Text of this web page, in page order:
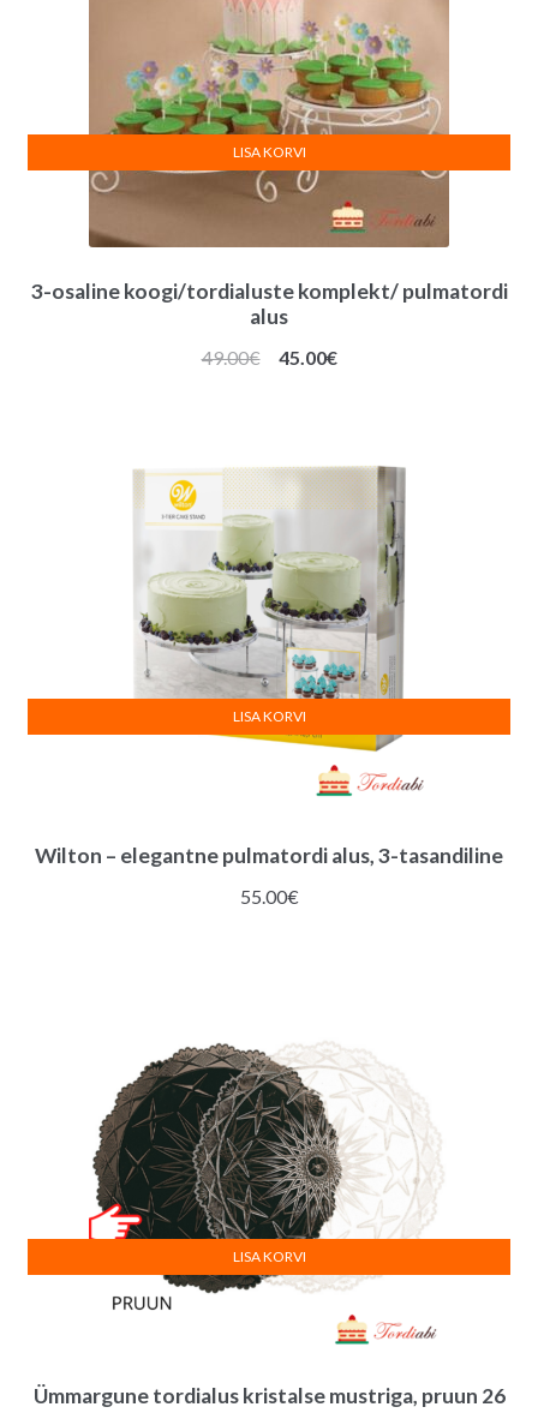
3-osaline koogi/tordialuste komplekt/ pulmatordi
alus
49.00€
Algne
45.00€Praegune
LISA KORVI
Wilton – elegantne pulmatordi alus, 3-tasandiline
55.00€
LISA KORVI
Ümmargune tordialus kristalse mustriga, pruun 26
LISA KORVI